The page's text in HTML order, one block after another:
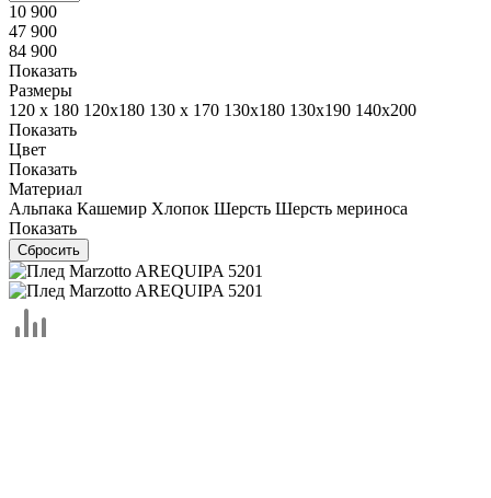
10 900
47 900
84 900
Показать
Размеры
120 х 180 120х180 130 х 170 130х180 130х190 140х200
Показать
Цвет
Показать
Материал
Альпака Кашемир Хлопок Шерсть Шерсть мериноса
Показать